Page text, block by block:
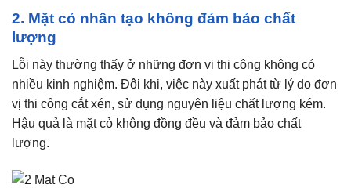
2. Mặt cỏ nhân tạo không đảm bảo chất
lượng
Lỗi này thường thấy ở những đơn vị thi công không có
nhiều kinh nghiệm. Đôi khi, việc này xuất phát từ lý do đơn
vị thi công cắt xén, sử dụng nguyên liệu chất lượng kém.
Hậu quả là mặt cỏ không đồng đều và đảm bảo chất
lượng.